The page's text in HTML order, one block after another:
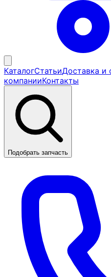
КаталогСтатьиДоставка и
компанииКонтакты
Подобрать запчасть